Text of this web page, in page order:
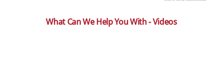
What Can We Help You With - Videos